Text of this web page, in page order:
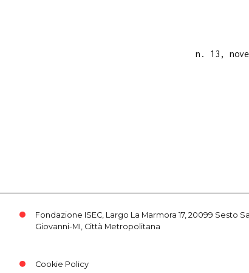
n. 13,
Fondazione ISEC, Largo La Marmora 17, 20099 Sesto
Giovanni-MI, Città Metropolitana
Cookie Policy